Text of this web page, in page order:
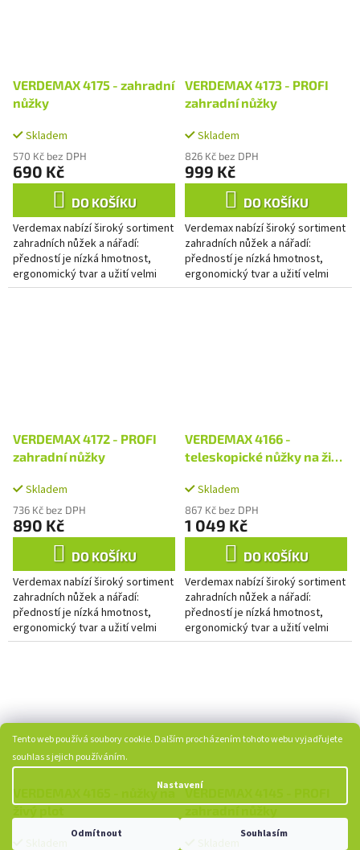
Tento web používá soubory cookie. Dalším procházením tohoto webu vyjadřujete
souhlas s jejich používáním.
Nastavení
Odmítnout Souhlasím
VERDEMAX 4175 - zahradní
nůžky
Skladem
570 Kč bez DPH
690 Kč
DO KOŠÍKU
Verdemax nabízí široký sortiment
zahradních nůžek a nářadí:
předností je nízká hmotnost,
ergonomický tvar a užití velmi
kvalitních materiálů.
VERDEMAX 4173 - PROFI
zahradní nůžky
Skladem
826 Kč bez DPH
999 Kč
DO KOŠÍKU
Verdemax nabízí široký sortiment
zahradních nůžek a nářadí:
předností je nízká hmotnost,
ergonomický tvar a užití velmi
kvalitních materiálů.
VERDEMAX 4172 - PROFI
zahradní nůžky
Skladem
736 Kč bez DPH
890 Kč
DO KOŠÍKU
Verdemax nabízí široký sortiment
zahradních nůžek a nářadí:
předností je nízká hmotnost,
ergonomický tvar a užití velmi
kvalitních materiálů.
VERDEMAX 4166 -
teleskopické nůžky na živý
Skladem
867 Kč bez DPH
1 049 Kč
DO KOŠÍKU
Verdemax nabízí široký sortiment
zahradních nůžek a nářadí:
předností je nízká hmotnost,
ergonomický tvar a užití velmi
kvalitních materiálů.
VERDEMAX 4165 - nůžky na
živý plot
VERDEMAX 4145 - PROFI
zahradní nůžky